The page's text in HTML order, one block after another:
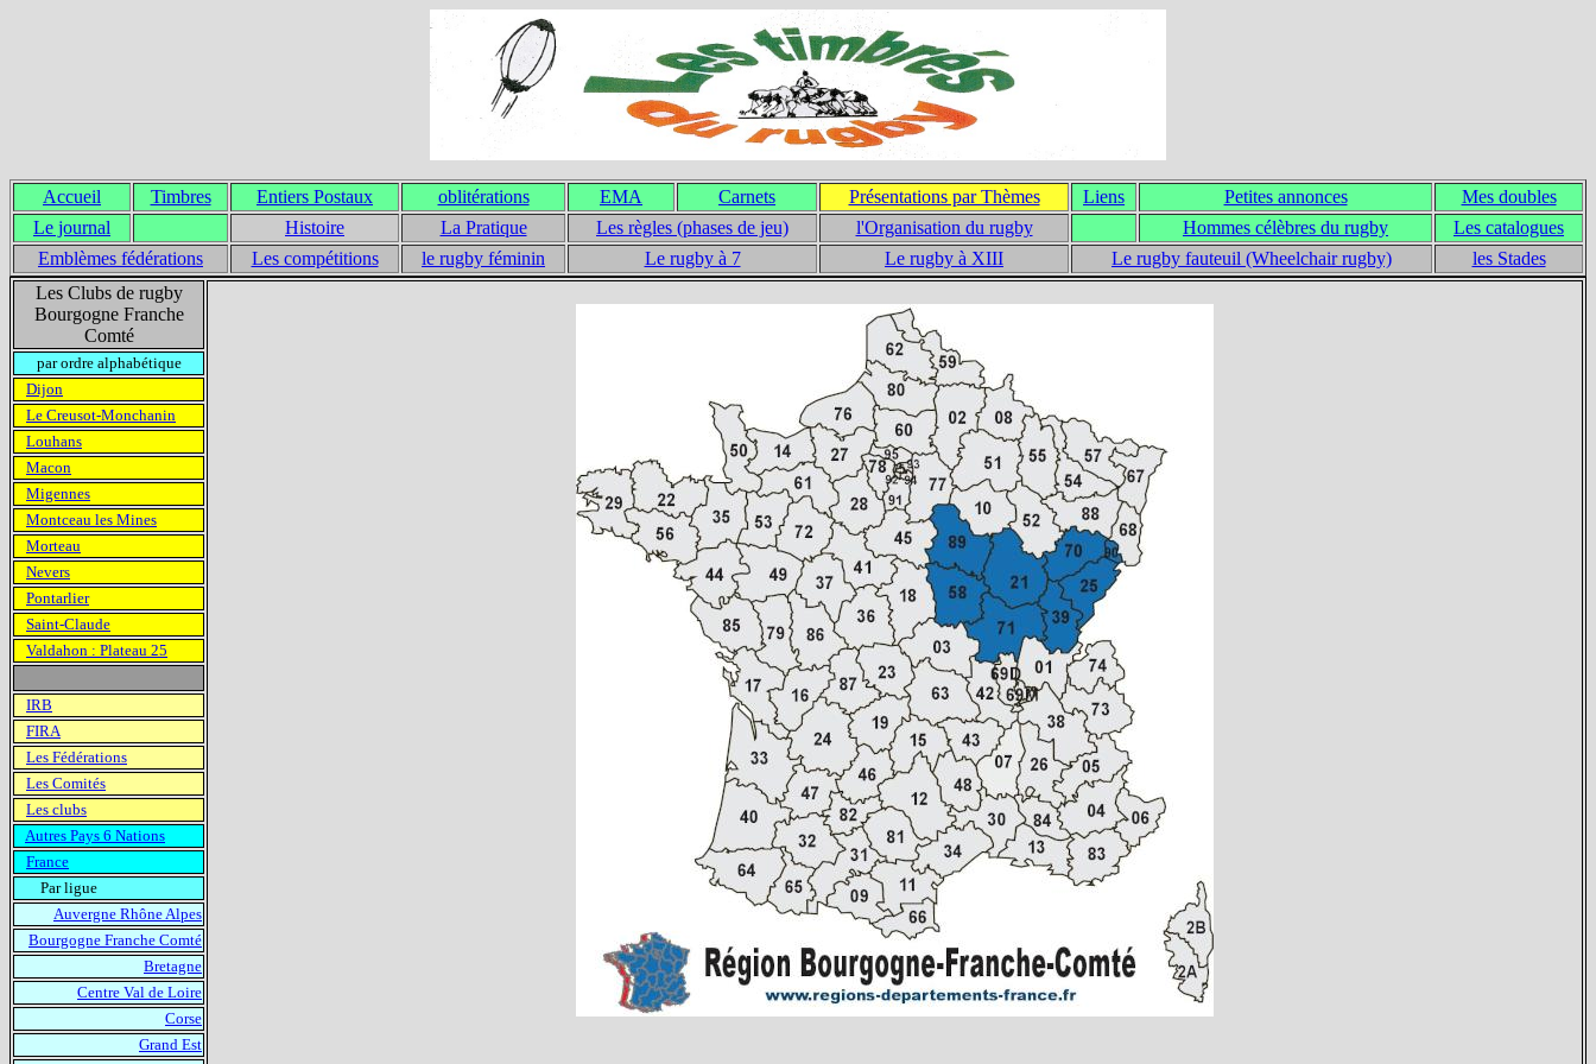
Accueil Timbres Entiers Postaux oblitérations EMA Carnets Présentations par Thèmes Liens Petites annonces
Mes doubles
Le journal
Histoire La Pratique Les règles (phases de jeu) l'Organisation du rugby Hommes célèbres du rugby
Les catalogues
Emblèmes fédérations
Les compétitions le rugby féminin Le rugby à 7 Le rugby à XIII Le rugby fauteuil (Wheelchair rugby)
les Stades
Les Clubs de rugby
Bourgogne Franche
Comté
par ordre alphabétique
Dijon
Le Creusot-Monchanin
Louhans
Macon
Migennes
Montceau les Mines
Morteau
Nevers
Pontarlier
Saint-Claude
Valdahon : Plateau 25
IRB
FIRA
Les Fédérations
Les Comités
Les clubs
Autres Pays 6 Nations
France
Par ligue
Auvergne Rhône Alpes
Bourgogne Franche Comté
Bretagne
Centre Val de Loire
Corse
Grand Est